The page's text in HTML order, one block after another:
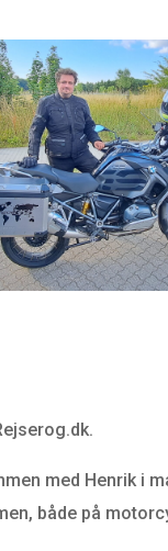
med Henrik i
både på